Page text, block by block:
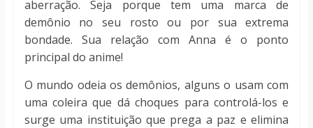
aberração. Seja porque tem uma marca de
demônio no seu rosto ou por sua extrema
bondade. Sua relação com Anna é o ponto
principal do anime!
O mundo odeia os demônios, alguns o usam com
uma coleira que dá choques para controlá-los e
surge uma instituição que prega a paz e elimina